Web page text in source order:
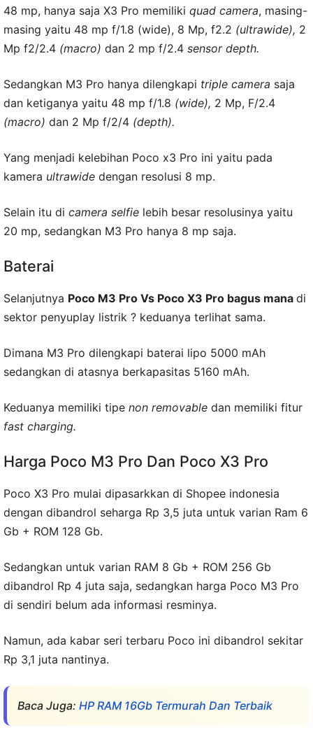
48 mp, hanya saja X3 Pro memiliki quad camera, masing-
masing yaitu 48 mp f/1.8 (wide), 8 Mp, f2.2 (ultrawide), 2
Mp f2/2.4 (macro) dan 2 mp f/2.4 sensor depth.
Sedangkan M3 Pro hanya dilengkapi triple camera saja
dan ketiganya yaitu 48 mp f/1.8 (wide), 2 Mp, F/2.4
(macro) dan 2 Mp f/2/4 (depth).
Yang menjadi kelebihan Poco x3 Pro ini yaitu pada
kamera ultrawide dengan resolusi 8 mp.
Selain itu di camera selfie lebih besar resolusinya yaitu
20 mp, sedangkan M3 Pro hanya 8 mp saja.
Baterai
Selanjutnya Poco M3 Pro Vs Poco X3 Pro bagus mana di
sektor penyuplay listrik ? keduanya terlihat sama.
Dimana M3 Pro dilengkapi baterai lipo 5000 mAh
sedangkan di atasnya berkapasitas 5160 mAh.
Keduanya memiliki tipe non removable dan memiliki fitur
fast charging.
Harga Poco M3 Pro Dan Poco X3 Pro
Poco X3 Pro mulai dipasarkkan di Shopee indonesia
dengan dibandrol seharga Rp 3,5 juta untuk varian Ram 6
Gb + ROM 128 Gb.
Sedangkan untuk varian RAM 8 Gb + ROM 256 Gb
dibandrol Rp 4 juta saja, sedangkan harga Poco M3 Pro
di sendiri belum ada informasi resminya.
Namun, ada kabar seri terbaru Poco ini dibandrol sekitar
Rp 3,1 juta nantinya.
Baca Juga: HP RAM 16Gb Termurah Dan Terbaik